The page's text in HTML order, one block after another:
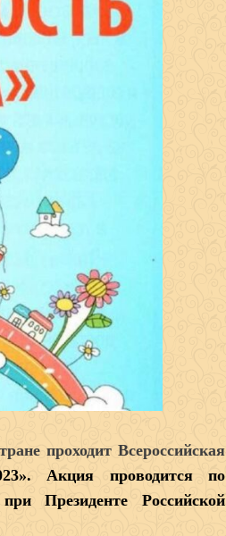
проходит Всероссийская
Акция проводится по
Президенте Российской